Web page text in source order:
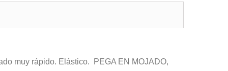
muy rápido. Elástico. PEGA EN MOJADO,